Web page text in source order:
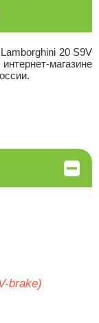
20 S9V
магазине
brake)